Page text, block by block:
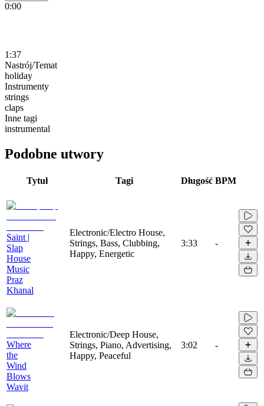
0:00
1:37
Nastrój/Temat
holiday
Instrumenty
strings
claps
Inne tagi
instrumental
Podobne utwory
Tytuł Tagi Długość BPM
Saint |
Slap
House
Music
Praz
Khanal
Electronic/Electro House,
Strings, Bass, Clubbing,
Happy, Energetic
3:33 -
Where
the
Wind
Blows
Wavit
Electronic/Deep House,
Strings, Piano, Advertising,
Happy, Peaceful
3:02 -